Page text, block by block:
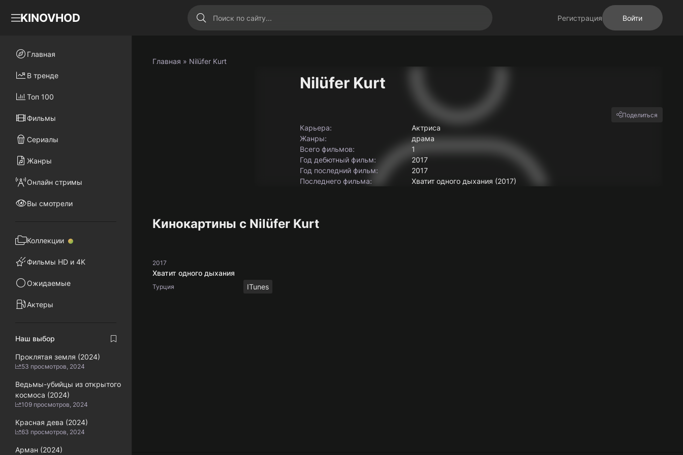
KINOVHOD Регистрация Войти
Главная » Nilüfer Kurt
Nilüfer Kurt
Поделиться
Карьера:
Актриса
Жанры:
драма
Всего фильмов:
1
Год дебютный фильм:
2017
Год последний фильм:
2017
Последнего фильма:
Хватит одного дыхания (2017)
Кинокартины с Nilüfer Kurt
2017
Хватит одного дыхания
Турция ITunes
Главная
В тренде
Топ 100
Фильмы
Сериалы
Жанры
Онлайн стримы
Вы смотрели
Коллекции
Фильмы HD и 4K
Ожидаемые
Актеры
Наш выбор
Проклятая земля (2024)
53 просмотров, 2024
Ведьмы-убийцы из открытого
космоса (2024)
109 просмотров, 2024
Красная дева (2024)
63 просмотров, 2024
Арман (2024)